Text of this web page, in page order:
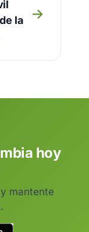
la
→
hoy
mantente